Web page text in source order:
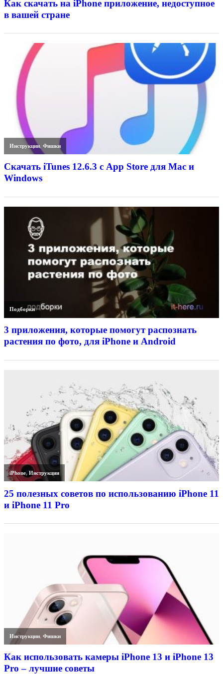
Как скачать на iPhone приложение, недоступное
в вашей стране
Инструкции,Фишки
Скачать iTunes 12.6.3 с App Store для Mac и
Windows
Подборки
3 приложения, которые помогут распознать
растения по фото, для iPhone и Android
iPhone,Инструкции
25 полезных советов по использованию iPhone 11
и iPhone 11 Pro
Инструкции,Фишки
Как использовать камеры iPhone 13 и iPhone 13
Pro – лучшие советы